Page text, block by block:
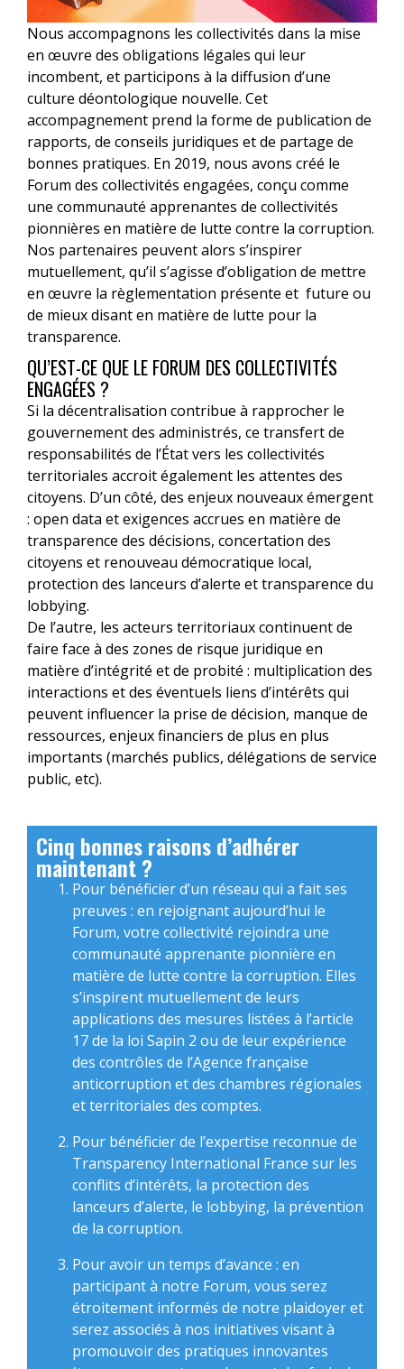
Nous accompagnons les collectivités dans la mise
en œuvre des obligations légales qui leur
incombent, et participons à la diffusion d’une
culture déontologique nouvelle. Cet
accompagnement prend la forme de publication de
rapports, de conseils juridiques et de partage de
bonnes pratiques. En 2019, nous avons créé le
Forum des collectivités engagées, conçu comme
une communauté apprenantes de collectivités
pionnières en matière de lutte contre la corruption.
Nos partenaires peuvent alors s’inspirer
mutuellement, qu’il s’agisse d’obligation de mettre
en œuvre la règlementation présente et future ou
de mieux disant en matière de lutte pour la
transparence.
QU’EST-CE QUE LE FORUM DES COLLECTIVITÉS
ENGAGÉES ?
Si la décentralisation contribue à rapprocher le
gouvernement des administrés, ce transfert de
responsabilités de l’État vers les collectivités
territoriales accroit également les attentes des
citoyens. D’un côté, des enjeux nouveaux émergent
: open data et exigences accrues en matière de
transparence des décisions, concertation des
citoyens et renouveau démocratique local,
protection des lanceurs d’alerte et transparence du
lobbying.
De l’autre, les acteurs territoriaux continuent de
faire face à des zones de risque juridique en
matière d’intégrité et de probité : multiplication des
interactions et des éventuels liens d’intérêts qui
peuvent influencer la prise de décision, manque de
ressources, enjeux financiers de plus en plus
importants (marchés publics, délégations de service
public, etc).
Cinq bonnes raisons d’adhérer
maintenant ?
Pour bénéficier d’un réseau qui a fait ses
preuves : en rejoignant aujourd’hui le
Forum, votre collectivité rejoindra une
communauté apprenante pionnière en
matière de lutte contre la corruption. Elles
s’inspirent mutuellement de leurs
applications des mesures listées à l’article
17 de la loi Sapin 2 ou de leur expérience
des contrôles de l’Agence française
anticorruption et des chambres régionales
et territoriales des comptes.
Pour bénéficier de l’expertise reconnue de
Transparency International France sur les
conflits d’intérêts, la protection des
lanceurs d’alerte, le lobbying, la prévention
de la corruption.
Pour avoir un temps d’avance : en
participant à notre Forum, vous serez
étroitement informés de notre plaidoyer et
serez associés à nos initiatives visant à
promouvoir des pratiques innovantes